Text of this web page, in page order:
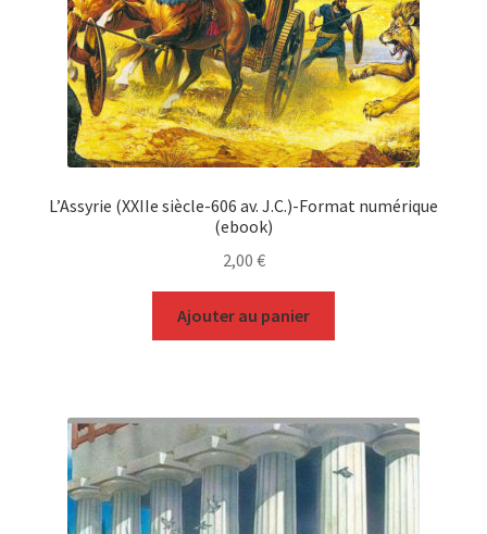
L’Assyrie (XXIIe siècle-606 av. J.C.)-Format numérique
(ebook)
2,00 €
Ajouter au panier